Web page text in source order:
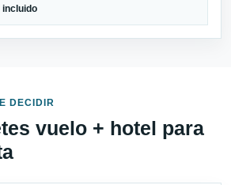
incluido
DECIDIR
vuelo + hotel para